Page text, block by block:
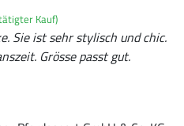
Kauf)
Sie ist sehr stylisch und chic.
Grösse passt gut.